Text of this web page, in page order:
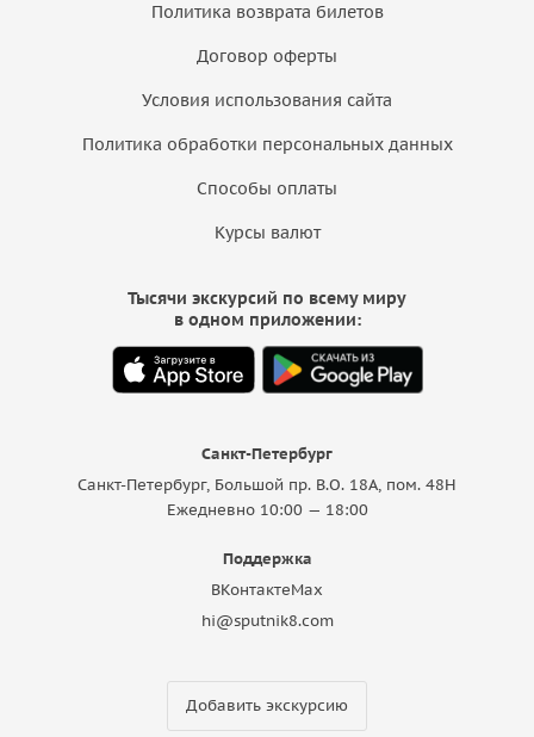
Политика возврата билетов
Договор оферты
Условия использования сайта
Политика обработки персональных данных
Способы оплаты
Курсы валют
Санкт-Петербург
Санкт-Петербург, Большой пр. В.О. 18A, пом. 48Н
Ежедневно 10:00 — 18:00
Поддержка
ВКонтактеMax
hi@sputnik8.com
Добавить экскурсию
Тысячи экскурсий по всему миру
в одном приложении: